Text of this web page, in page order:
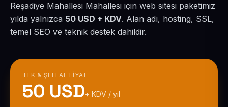
Reşadiye Mahallesi Mahallesi için web sitesi paketimiz
yılda yalnızca 50 USD + KDV. Alan adı, hosting, SSL,
temel SEO ve teknik destek dahildir.
TEK & ŞEFFAF FIYAT
50 USD+ KDV / yıl